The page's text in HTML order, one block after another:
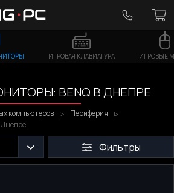
ИГРОВАЯ КЛАВИАТУРА ИГРОВЫЕ
BENQ В ДНЕПРЕ
компьютеров
Периферия
Фильтры